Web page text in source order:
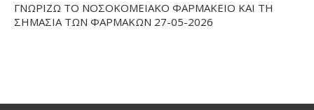
ΓΝΩΡΙΖΩ ΤΟ ΝΟΣΟΚΟΜΕΙΑΚΟ ΦΑΡΜΑΚΕΙΟ ΚΑΙ ΤΗ
ΣΗΜΑΣΙΑ ΤΩΝ ΦΑΡΜΑΚΩΝ 27-05-2026